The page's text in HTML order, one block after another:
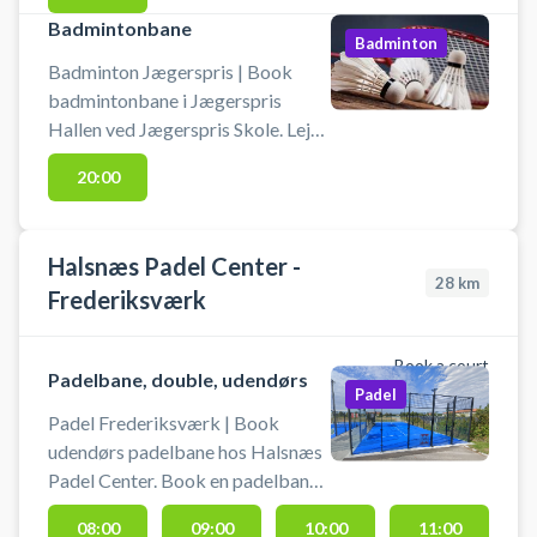
Jægerspris Hallen også kaldet
bibliotek.
Badmintonbane
Badminton Jægerspris | Book
badmintonbane i Jægerspris
Hallen ved Jægerspris Skole. Lej
en bane og spil badminton i
Jægerspris. Medbring selv
Badminton
20:00
Halsnæs Padel Center -
Frederiksværk
28 km
Book a court
Padelbane, double, udendørs
Padel Frederiksværk | Book
udendørs padelbane hos Halsnæs
Padel Center. Book en padelbane
og spil padel i Frederiksværk på
Padel
08:00 09:00 10:00 11:00